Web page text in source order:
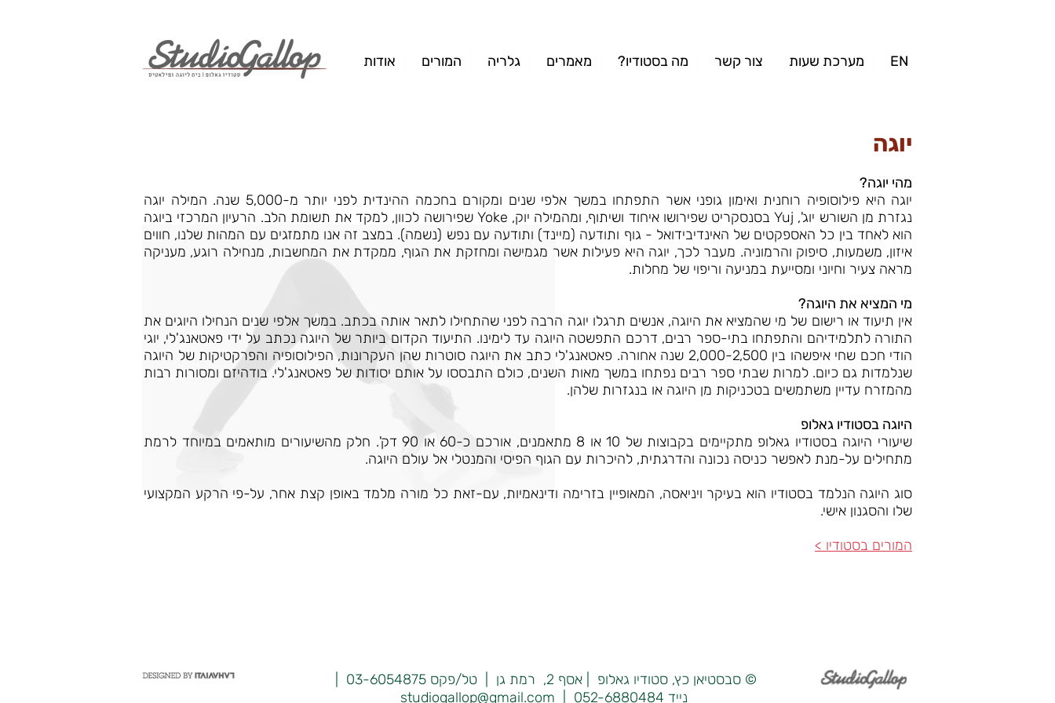
אודות המורים גלריה מאמרים ?מה בסטודיו צור קשר מערכת שעות EN
יוגה
מהי יוגה?
יוגה היא פילוסופיה רוחנית ואימון גופני אשר התפתחו במשך אלפי שנים ומקורם בחכמה ההינדית
לפני יותר מ-5,000 שנה. המילה יוגה
נגזרת מן השורש יוג', Yuj בסנסקריט שפירוש
ו איחוד ושיתוף, ומהמילה יוק, Yoke שפירושה לכוון, למקד את תשומת הלב. הרעיון המרכזי ביוגה
הוא לאחד בין כל האספקטים של האינדיבידואל - גוף ותודעה (מיינד) ותודעה עם נפש (נשמה). במצב זה אנו מתמזגים עם המהות שלנו, חווים
איזון, משמעות, סיפוק והרמוניה. מעבר לכך, יוגה היא פעילות אשר מגמישה ומחזקת את הגוף, ממקדת את המחשבות, מנחילה רוגע, מעניקה
מראה צעיר וחיוני ומסייעת במניעה וריפוי של מחלות.
מי המציא את היוגה?
אין תיעוד או רישום של מי שהמציא את היוגה, אנשים תרגלו יוגה הרבה לפני שהתחילו לתאר אותה בכתב. במשך אלפי שנים הנחילו היוגים את
התורה לתלמידיהם והתפתחו בתי-ספר רבים, דרכם התפשטה היוגה עד לימינו. התיעוד הקדום ביותר של היוגה נכתב על ידי פאטאנג'לי, יוגי
הודי חכם שחי איפשהו בין 2,000-2,500 שנה אחורה. פאטאנג'לי כתב את היוגה סוטרות שהן העקרונות, הפילוסופיה והפרקטיקות של היוגה
שנלמדות גם כיום. למרות שבתי ספר רבים נפתחו במשך מאות השנים, כולם התבססו על אותם יסודות של פאטאנג'לי. בודהיזם ומסורות רבות
מהמזרח עדיין משתמשים בטכניקות מן היוגה או בנגזרות שלהן.
היוגה בסטודיו גאלופ
שיעורי היוגה בסטודיו גאלופ מתקיימים בקבוצות של 10 או 8 מתאמנים, אורכם כ-60 או 90 דק'. חלק מהשיעורים מותאמים במיוחד לרמת
מתחילים על-מנת לאפשר כניסה נכונה והדרגתית, להיכרות עם הגוף הפיסי והמנטלי אל עולם היוגה.
סוג היוגה הנלמד בסטודיו הוא בעיקר ויניאסה, המאופיין בזרימה ודינאמיות, עם-זאת כל מורה מלמד באופן קצת אחר, על-פי הרקע המקצועי
שלו והסגנון אישי.
המורים בסטודיו >
© סבסטיאן כץ, סטודיו גאלופ | אסף 2, רמת גן | טל/פקס 03-6054875 |
נייד studiogallop@gmail.com | 052-6880484